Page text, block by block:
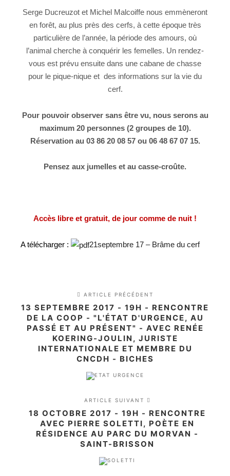
Serge Ducreuzot et Michel Malcoiffe nous emmèneront
en forêt, au plus près des cerfs, à cette époque très
particulière de l’année, la période des amours, où
l’animal cherche à conquérir les femelles. Un rendez-
vous est prévu ensuite dans une cabane de chasse
pour le pique-nique et des informations sur la vie du
cerf.
Pour pouvoir observer sans être vu, nous serons au
maximum 20 personnes (2 groupes de 10).
Réservation au 03 86 20 08 57 ou 06 48 67 07 15.
Pensez aux jumelles et au casse-croûte.
Accès libre et gratuit, de jour comme de nuit !
A télécharger : 21septembre 17 – Brâme du cerf
ARTICLE PRÉCÉDENT
13 SEPTEMBRE 2017 - 19H - RENCONTRE
DE LA COOP - "L'ÉTAT D'URGENCE, AU
PASSÉ ET AU PRÉSENT" - AVEC RENÉE
KOERING-JOULIN, JURISTE
INTERNATIONALE ET MEMBRE DU
CNCDH - BICHES
ARTICLE SUIVANT
18 OCTOBRE 2017 - 19H - RENCONTRE
AVEC PIERRE SOLETTI, POÈTE EN
RÉSIDENCE AU PARC DU MORVAN -
SAINT-BRISSON